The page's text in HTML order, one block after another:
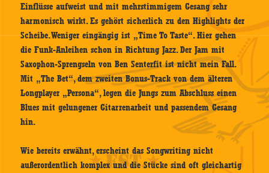
Einflüsse aufweist und mit mehrstimmigem Gesang sehr
harmonisch wirkt. Es gehört sicherlich zu den Highlights der
Scheibe. Weniger eingängig ist „Time To Taste“. Hier gehen
die Funk-Anleihen schon in Richtung Jazz. Der Jam mit
Saxophon-Sprengseln von Ben Senterfit ist nicht mein Fall.
Mit „The Bet“, dem zweiten Bonus-Track von dem älteren
Longplayer „Persona“, legen die Jungs zum Abschluss einen
Blues mit gelungener Gitarrenarbeit und passendem Gesang
hin.
Wie bereits erwähnt, erscheint das Songwriting nicht
außerordentlich komplex und die Stücke sind oft gleichartig